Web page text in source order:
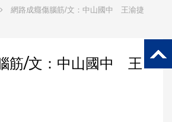
網路成癮傷腦筋/文：中山國中 王渝捷
筋/文：中山國中 王